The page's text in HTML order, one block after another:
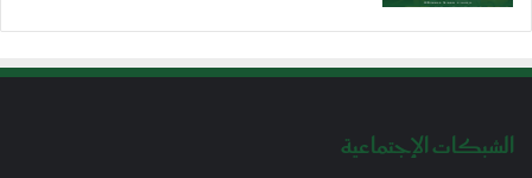
الشبكات الإجتماعية